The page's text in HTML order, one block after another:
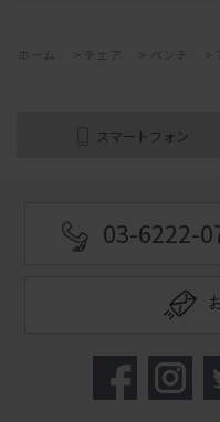
ホーム チェア ベンチ
スマートフォン
03-6222-